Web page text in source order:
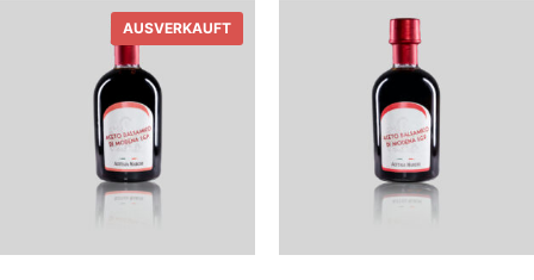
AUSVERKAUFT